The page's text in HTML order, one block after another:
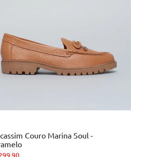
Couro Marina Soul -
,90